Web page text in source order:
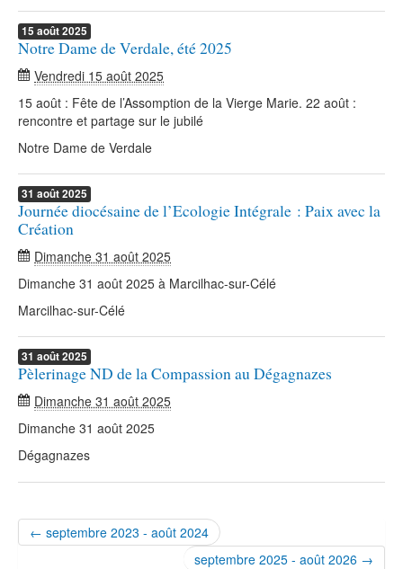
15 août2025
Notre Dame de Verdale, été 2025
Vendredi 15 août 2025
15 août : Fête de l’Assomption de la Vierge Marie. 22 août :
rencontre et partage sur le jubilé
Notre Dame de Verdale
31 août2025
Journée diocésaine de l’Ecologie Intégrale : Paix avec la
Création
Dimanche 31 août 2025
Dimanche 31 août 2025 à Marcilhac-sur-Célé
Marcilhac-sur-Célé
31 août2025
Pèlerinage ND de la Compassion au Dégagnazes
Dimanche 31 août 2025
Dimanche 31 août 2025
Dégagnazes
← septembre 2023 - août 2024
septembre 2025 - août 2026 →